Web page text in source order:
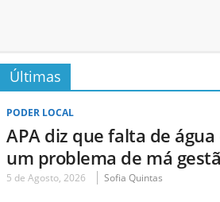
Últimas
PODER LOCAL
APA diz que falta de
um problema de má
5 de Agosto, 2026 Sofia Quintas